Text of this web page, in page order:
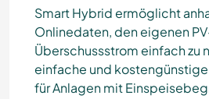
Smart Hybrid ermöglicht
Onlinedaten, den eigenen
Überschussstrom einfach zu
einfache und
für Anlagen mit